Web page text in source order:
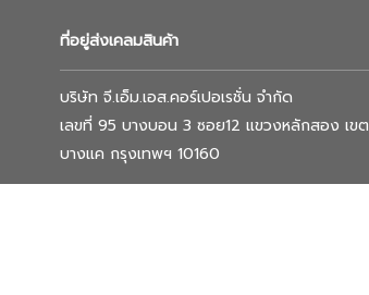
ที่อยู่ส่งเคลมสินค้า
บริษัท จี.เอ็ม.เอส.คอร์เปอเรชั่น จำกัด
เลขที่ 95 บางบอน 3 ซอย12 แขวงหลักสอง เขต
บางแค กรุงเทพฯ 10160